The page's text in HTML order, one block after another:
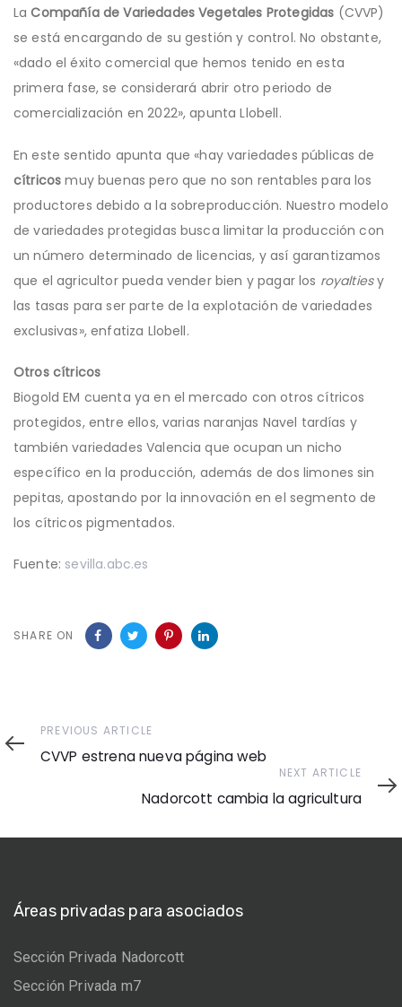
LaCompañía de Variedades Vegetales Protegidas (CVVP)
se está encargando de su gestión y control. No obstante,
«dado el éxito comercial que hemos tenido en esta
primera fase, se considerará abrir otro periodo de
comercialización en 2022», apunta Llobell.
En este sentido apunta que «hay variedades públicas de
cítricos muy buenas pero que no son rentables para los
productores debido a la sobreproducción. Nuestro modelo
de variedades protegidas busca limitar la producción con
un número determinado de licencias, y así garantizamos
que el agricultor pueda vender bien y pagar los royaltiesy
las tasas para ser parte de la explotación de variedades
exclusivas», enfatiza Llobell.
Otros cítricos
Biogold EM cuenta ya en el mercado con otros cítricos
protegidos, entre ellos, varias naranjas Navel tardías y
también variedades Valencia que ocupan un nicho
específico en la producción, además de dos limones sin
pepitas, apostando por la innovación en el segmento de
los cítricos pigmentados.
Fuente: sevilla.abc.es
SHARE ON
Previous
Article
PREVIOUS ARTICLE
CVVP estrena nueva página web
Article
NEXT ARTICLE
Nadorcott cambia la agricultura
Áreas privadas para asociados
Sección Privada Nadorcott
Sección Privada m7